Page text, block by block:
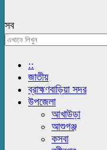
সব
::
জাতীয়
ব্রাহ্মণবাড়িয়া সদর
উপজেলা
আখাউড়া
আশুগঞ্জ
কসবা